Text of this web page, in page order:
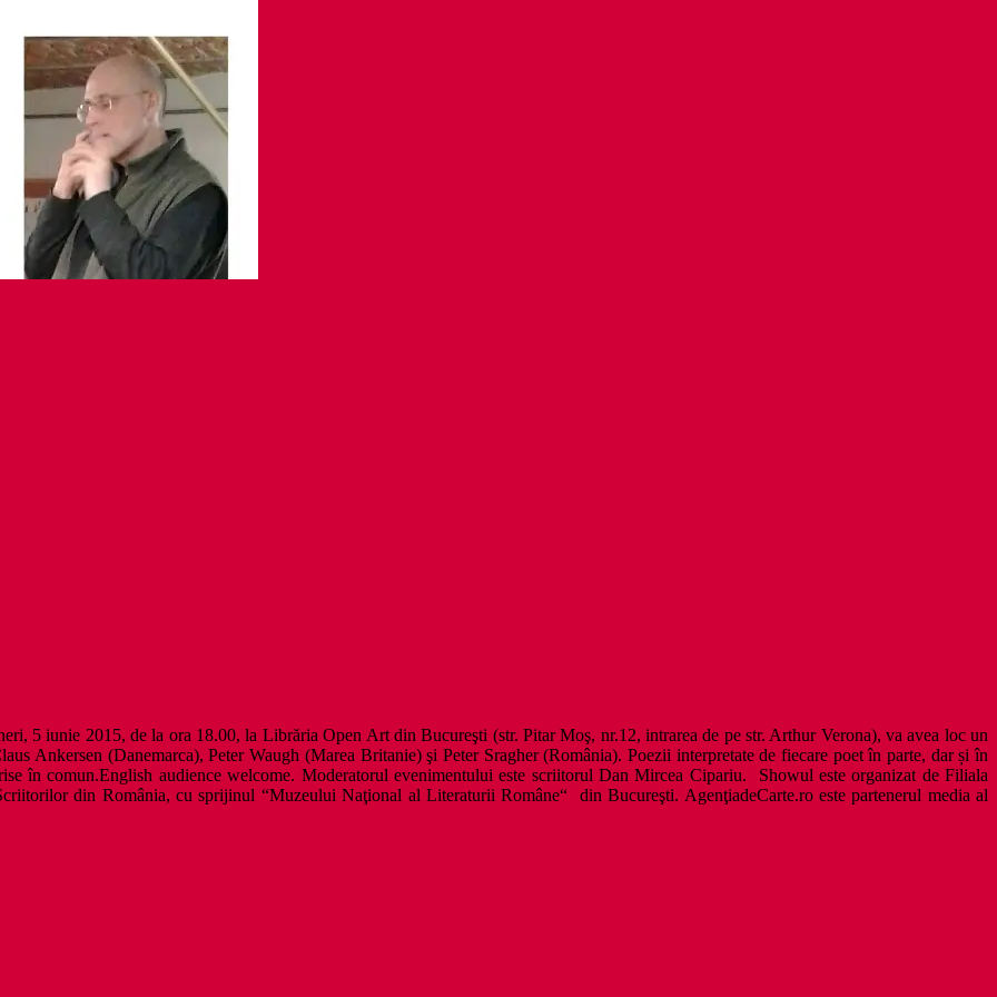
5 iunie 2015, de la ora 18.00, la Librăria Open Art din Bucureşti (str. Pitar Moş, nr.12, intrarea de pe str. Arthur Verona), va avea loc un
Ankersen (Danemarca), Peter Waugh (Marea Britanie) şi Peter Sragher (România). Poezii interpretate de fiecare poet în parte, dar și în
în comun.English audience welcome. Moderatorul evenimentului este scriitorul Dan Mircea Cipariu. Showul este organizat de Filiala
din România, cu sprijinul “Muzeului Naţional al Literaturii Române“ din Bucureşti. AgenţiadeCarte.ro este partenerul media al